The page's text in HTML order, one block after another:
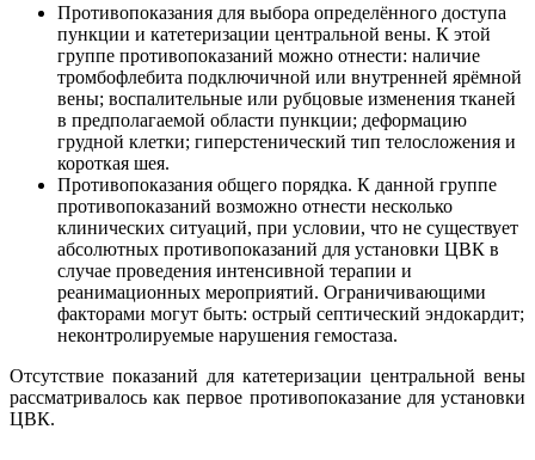
Противопоказания для выбора определённого доступа
пункции и катетеризации центральной вены. К этой
группе противопоказаний можно отнести: наличие
тромбофлебита подключичной или внутренней ярёмной
вены; воспалительные или рубцовые изменения тканей
в предполагаемой области пункции; деформацию
грудной клетки; гиперстенический тип телосложения и
короткая шея.
Противопоказания общего порядка. К данной группе
противопоказаний возможно отнести несколько
клинических ситуаций, при условии, что не существует
абсолютных противопоказаний для установки ЦВК в
случае проведения интенсивной терапии и
реанимационных мероприятий. Ограничивающими
факторами могут быть: острый септический эндокардит;
неконтролируемые нарушения гемостаза.
Отсутствие показаний для катетеризации центральной вены
рассматривалось как первое противопоказание для установки
ЦВК.